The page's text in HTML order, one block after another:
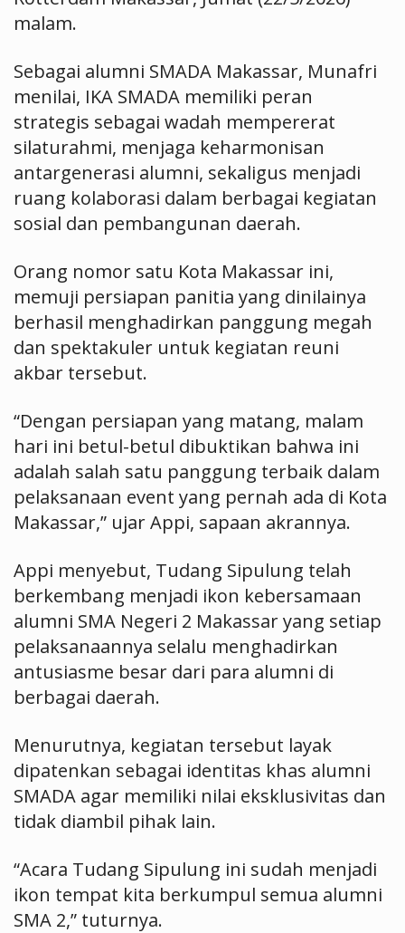
malam.
Sebagai alumni SMADA Makassar, Munafri
menilai, IKA SMADA memiliki peran
strategis sebagai wadah mempererat
silaturahmi, menjaga keharmonisan
antargenerasi alumni, sekaligus menjadi
ruang kolaborasi dalam berbagai kegiatan
sosial dan pembangunan daerah.
Orang nomor satu Kota Makassar ini,
memuji persiapan panitia yang dinilainya
berhasil menghadirkan panggung megah
dan spektakuler untuk kegiatan reuni
akbar tersebut.
“Dengan persiapan yang matang, malam
hari ini betul-betul dibuktikan bahwa ini
adalah salah satu panggung terbaik dalam
pelaksanaan event yang pernah ada di Kota
Makassar,” ujar Appi, sapaan akrannya.
Appi menyebut, Tudang Sipulung telah
berkembang menjadi ikon kebersamaan
alumni SMA Negeri 2 Makassar yang setiap
pelaksanaannya selalu menghadirkan
antusiasme besar dari para alumni di
berbagai daerah.
Menurutnya, kegiatan tersebut layak
dipatenkan sebagai identitas khas alumni
SMADA agar memiliki nilai eksklusivitas dan
tidak diambil pihak lain.
“Acara Tudang Sipulung ini sudah menjadi
ikon tempat kita berkumpul semua alumni
SMA 2,” tuturnya.